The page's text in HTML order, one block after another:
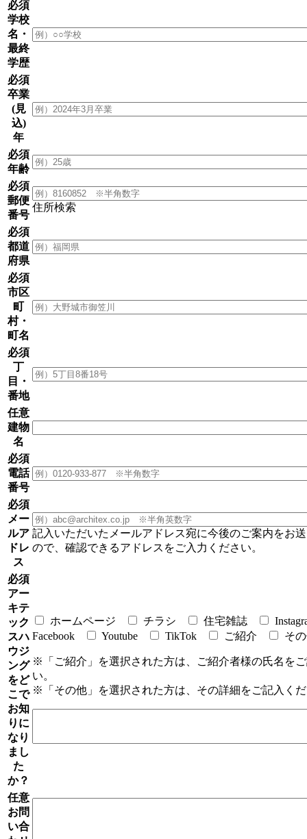
必須
学校
名・
最終
学歴
必須
卒業
(見
込)
年
必須
年齢
必須
郵便
番号
住所検索
必須
都道
府県
必須
市区
町
村・
町名
必須
丁
目・
番地
任意
建物
名
必須
電話
番号
必須
メー
ルア
ドレ
ス
記入いただいたメールアドレス宛に今後のご案内をお
ので、確認できるアドレスをご入力ください。
必須
アー
キテ
ック
スハ
ウジ
ング
をど
こで
お知
りに
なり
まし
た
か？
ホームページ チラシ 住宅雑誌
Facebook
Youtube TikTok ご紹介 そ
※「ご紹介」を選択された方は、ご紹介者様の氏名を
い。
※「その他」を選択された方は、その詳細をご記入く
任意
お問
い合